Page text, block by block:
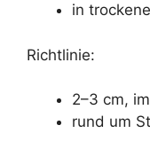
in
Richtlinie:
2–3 cm,
rund um